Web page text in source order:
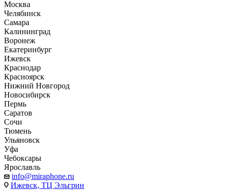
Москва
Челябинск
Самара
Калининград
Воронеж
Екатеринбург
Ижевск
Краснодар
Красноярск
Нижний Новгород
Новосибирск
Пермь
Саратов
Сочи
Тюмень
Ульяновск
Уфа
Чебоксары
Ярославль
info@miraphone.ru
Ижевск, ТЦ Эльгрин